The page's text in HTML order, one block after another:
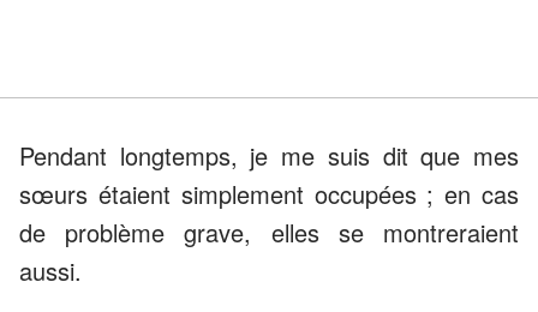
Pendant longtemps, je me suis dit que mes
sœurs étaient simplement occupées ; en cas
de problème grave, elles se montreraient
aussi.